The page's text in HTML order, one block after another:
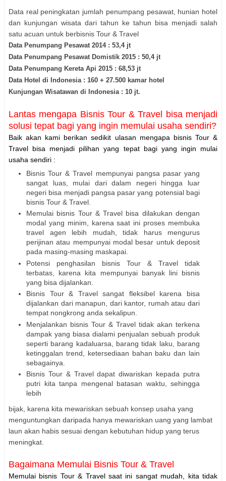
Data real peningkatan jumlah penumpang pesawat, hunian hotel
dan kunjungan wisata dari tahun ke tahun bisa menjadi salah
satu acuan untuk berbisnis Tour & Travel
Data Penumpang Pesawat 2014 : 53,4 jt
Data Penumpang Pesawat Domistik 2015 : 50,4 jt
Data Penumpang Kereta Api 2015 : 68,53 jt
Data Hotel di Indonesia : 160 + 27.500 kamar hotel
Kunjungan Wisatawan di Indonesia : 10 jt.
Lantas mengapa Bisnis Tour & Travel bisa menjadi
solusi tepat bagi yang ingin memulai usaha sendiri?
Baik akan kami berikan sedikit ulasan mengapa bisnis Tour &
Travel bisa menjadi pilihan yang tepat bagi yang ingin mulai
usaha sendiri :
Bisnis Tour & Travel mempunyai pangsa pasar yang
sangat luas, mulai dari dalam negeri hingga luar
negeri bisa menjadi pangsa pasar yang potensial bagi
bisnis Tour & Travel.
Memulai bisnis Tour & Travel bisa dilakukan dengan
modal yang minim, karena saat ini proses membuka
travel agen lebih mudah, tidak harus mengurus
perijinan atau mempunyai modal besar untuk deposit
pada masing-masing maskapai.
Potensi penghasilan bisnis Tour & Travel tidak
terbatas, karena kita mempunyai banyak lini bisnis
yang bisa dijalankan.
Bisnis Tour & Travel sangat fleksibel karena bisa
dijalankan dari manapun, dari kantor, rumah atau dari
tempat nongkrong anda sekalipun.
Menjalankan bisnis Tour & Travel tidak akan terkena
dampak yang biasa dialami penjualan sebuah produk
seperti barang kadaluarsa, barang tidak laku, barang
ketinggalan trend, ketersediaan bahan baku dan lain
sebagainya.
Bisnis Tour & Travel dapat diwariskan kepada putra
putri kita tanpa mengenal batasan waktu, sehingga
lebih
bijak, karena kita mewariskan sebuah konsep usaha yang
menguntungkan daripada hanya mewariskan uang yang lambat
laun akan habis sesuai dengan kebutuhan hidup yang terus
meningkat.
Bagaimana Memulai Bisnis Tour & Travel
Memulai bisnis Tour & Travel saat ini sangat mudah, kita tidak